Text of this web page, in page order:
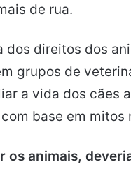
de rua.
dos direitos dos
grupos de
a vida dos cães
base em mitos
os animais,